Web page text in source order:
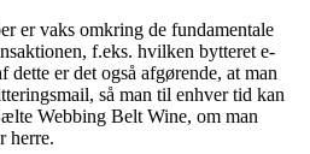
er vaks omkring de fundamentale
f.eks. hvilken bytteret e-
er det også afgørende, at man
så man til enhver tid kan
Webbing Belt Wine, om man
herre.